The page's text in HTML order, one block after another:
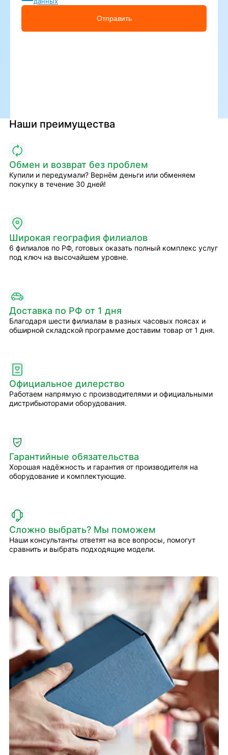
Отправить
Наши преимущества
Обмен и возврат без проблем
Купили и передумали? Вернём деньги или обменяем
покупку в течение 30 дней!
Широкая география филиалов
6 филиалов по РФ, готовых оказать полный комплекс услуг
под ключ на высочайшем уровне.
Доставка по РФ от 1 дня
Благодаря шести филиалам в разных часовых поясах и
обширной складской программе доставим товар от 1 дня.
Официальное дилерство
Работаем напрямую с производителями и официальными
дистрибьюторами оборудования.
Гарантийные обязательства
Хорошая надёжность и гарантия от производителя на
оборудование и комплектующие.
Сложно выбрать? Мы поможем
Наши консультанты ответят на все вопросы, помогут
сравнить и выбрать подходящие модели.